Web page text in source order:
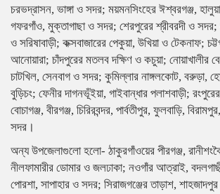
চরভদ্রাসন, ভাঙ্গা ও সদর; ময়মনসিংহের ঈশ্বরগঞ্জ,
গফরগাঁও, মুক্তাগাছা ও সদর; শেরপুরের শ্রীবরদী ও
ও সরিষাবাড়ী; কক্সবাজারের পেকুয়া, উখিয়া ও টেকনাফ;
আনোয়ারা; চাঁদপুরের মতলব দক্ষিণ ও কচুয়া; নোয়াখালীর
চাটখিল, সেনবাগ ও সদর; কুমিল্লার নাঙ্গলকোট, বরুড়া,
বুড়িচং; ফেনীর দাগনভূঁইয়া, গাইবান্ধার পলাশবাড়ী;
বোচাগঞ্জ, বীরগঞ্জ, চিরিরবন্দর, পার্বতীপুর, ফুলবাড়ি,
সদর।
অন্য উপজেলাগুলো হলো- ঠাকুরগাঁওয়ের পীরগঞ্জ,
নীলফামারীর ডোমার ও জলঢাকা; নওগাঁর আত্রাই,
পোরশা, সাপাহার ও সদর; সিরাজগঞ্জের তাড়াশ, শাহজাদপুর